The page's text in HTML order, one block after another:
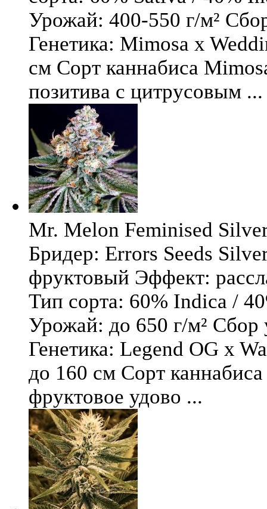
Урожай: 400-550 г/м²
Генетика: Mimosa x
см Сорт каннабиса
позитива с цитрусовым ...
Mr. Melon Feminised
Бридер: Errors Seeds
фруктовый Эффект:
Тип сорта: 60% Indica /
Урожай: до 650 г/м² Сбор
Генетика: Legend OG x
до 160 см Сорт
фруктовое удово ...